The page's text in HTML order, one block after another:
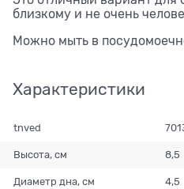
близкому и не очень
Можно мыть в
Характеристики
tnved
Высота, см 8,5
Диаметр дна, см 4,5